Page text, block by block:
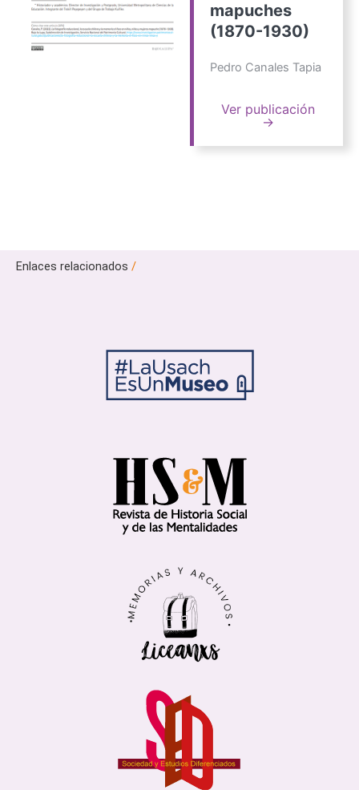
mapuches
(1870-1930)
Pedro Canales Tapia
Ver publicación
→
Enlaces relacionados /